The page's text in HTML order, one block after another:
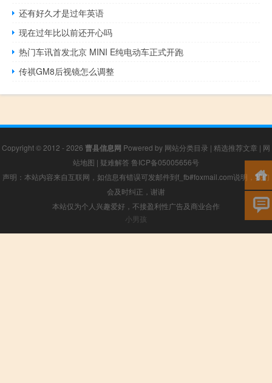
还有好久才是过年英语
现在过年比以前还开心吗
热门车讯首发北京 MINI E纯电动车正式开跑
传祺GM8后视镜怎么调整
Copyright © 2012 - 2026 曹县信息网 Powered by 网站分类目录 | 精选推荐文章 | 网
站地图 | 疑难解答 鲁ICP备05005656号
声明：本站内容来自互联网，如信息有错误可发邮件到f_fb#foxmail.com说明，我们
会及时纠正，谢谢
本站仅为个人兴趣爱好，不接盈利性广告及商业合作
小男孩